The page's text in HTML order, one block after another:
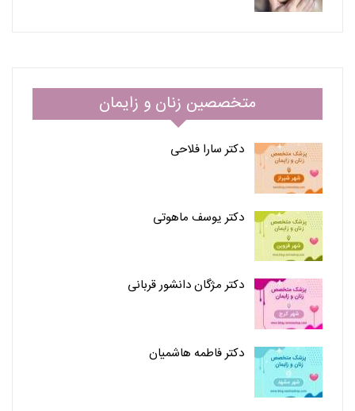
متخصصین زنان و زایمان
دکتر سارا فلاحی
دکتر یوسف ماهوتی
دکتر مژگان دانشور قربانی
دکتر فاطمه هاشمیان